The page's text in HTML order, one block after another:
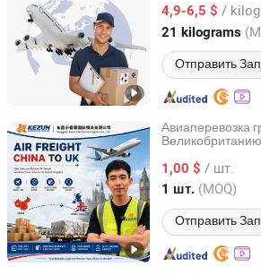
4,9-6,5 $ /
21 kilograms
Отправить
Hunan, China с 2025
Авиаперевозка
1,00 $ / шт.
1 шт. (MOQ)
Отправить
Dongguan Kezun Logistics Co., Ltd.
Guangdong, China с 2023